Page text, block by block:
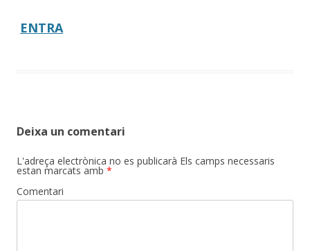
ENTRA
Deixa un comentari
L'adreça electrònica no es publicarà Els camps necessaris
estan marcats amb *
Comentari